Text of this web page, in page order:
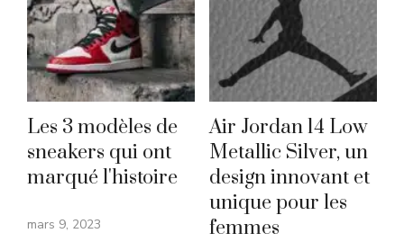
Les 3 modèles de
sneakers qui ont
marqué l'histoire
mars 9, 2023
Air Jordan 14 Low
Metallic Silver, un
design innovant et
unique pour les
femmes